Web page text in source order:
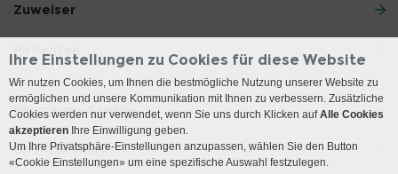
Zuweiser
Forschung & Lehre
Über die Klinik
Ihre Einstellungen zu Cookies für diese Website
Wir nutzen Cookies, um Ihnen die bestmögliche Nutzung unserer Website zu
ermöglichen und unsere Kommunikation mit Ihnen zu verbessern. Zusätzliche
Cookies werden nur verwendet, wenn Sie uns durch Klicken aufAlle Cookies
akzeptieren Ihre Einwilligung geben.
Um Ihre Privatsphäre-Einstellungen anzupassen, wählen Sie den Button
«Cookie Einstellungen» um eine spezifische Auswahl festzulegen.